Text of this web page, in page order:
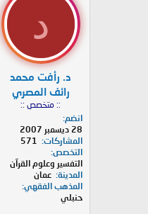
د
د. رأفت محمد
رائف المصري
:: متخصص ::
انضم
28 ديسمبر 2007
المشاركات
571
التخصص
التفسير وعلوم القرآن
المدينة عمان
المذهب الفقهي
حنبلي